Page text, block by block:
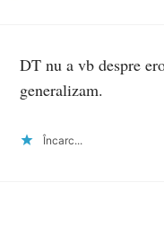
DT nu a vb despre
generalizam.
Încarc...